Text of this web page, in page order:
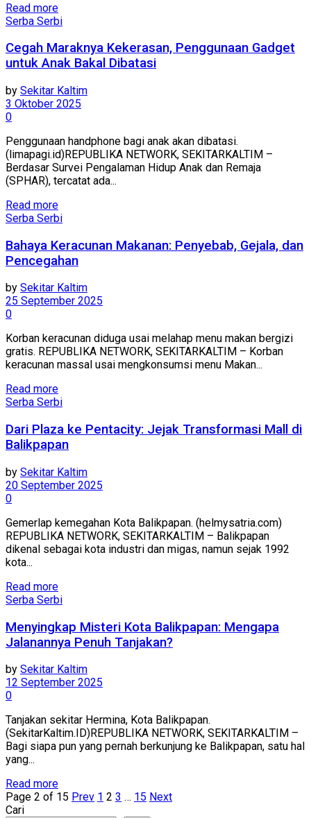
Read more
Serba Serbi
Cegah Maraknya Kekerasan, Penggunaan Gadget
untuk Anak Bakal Dibatasi
by Sekitar Kaltim
3 Oktober 2025
0
Penggunaan handphone bagi anak akan dibatasi.
(limapagi.id)REPUBLIKA NETWORK, SEKITARKALTIM –
Berdasar Survei Pengalaman Hidup Anak dan Remaja
(SPHAR), tercatat ada...
Read more
Serba Serbi
Bahaya Keracunan Makanan: Penyebab, Gejala, dan
Pencegahan
by Sekitar Kaltim
25 September 2025
0
Korban keracunan diduga usai melahap menu makan bergizi
gratis. REPUBLIKA NETWORK, SEKITARKALTIM – Korban
keracunan massal usai mengkonsumsi menu Makan...
Read more
Serba Serbi
Dari Plaza ke Pentacity: Jejak Transformasi Mall di
Balikpapan
by Sekitar Kaltim
20 September 2025
0
Gemerlap kemegahan Kota Balikpapan. (helmysatria.com)
REPUBLIKA NETWORK, SEKITARKALTIM – Balikpapan
dikenal sebagai kota industri dan migas, namun sejak 1992
kota...
Read more
Serba Serbi
Menyingkap Misteri Kota Balikpapan: Mengapa
Jalanannya Penuh Tanjakan?
by Sekitar Kaltim
12 September 2025
0
Tanjakan sekitar Hermina, Kota Balikpapan.
(SekitarKaltim.ID)REPUBLIKA NETWORK, SEKITARKALTIM –
Bagi siapa pun yang pernah berkunjung ke Balikpapan, satu hal
yang...
Read more
Page 2 of 15 Prev 1 2 3 … 15 Next
Cari